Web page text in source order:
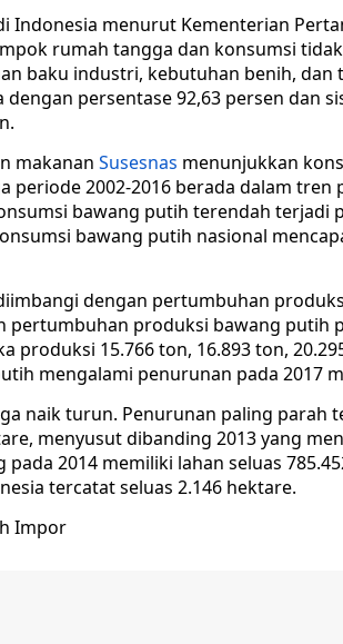
Indonesia menurut Kementerian
rumah tangga dan konsumsi
baku industri, kebutuhan benih, dan
persentase 92,63 persen dan
makanan Susesnas menunjukkan
2002-2016 berada dalam tren
bawang putih terendah terjadi
bawang putih nasional
dengan pertumbuhan
pertumbuhan produksi bawang putih
produksi 15.766 ton, 16.893 ton,
mengalami penurunan pada 2017
naik turun. Penurunan paling parah
menyusut dibanding 2013 yang
2014 memiliki lahan seluas
tercatat seluas 2.146 hektare.